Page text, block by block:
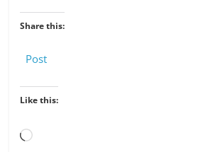
Share this:
Post
Like this:
Loading…